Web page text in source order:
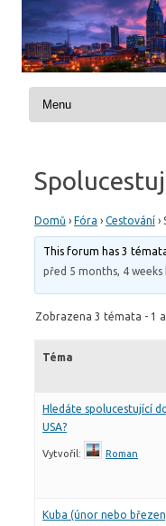
Domů › Fóra › Cestování ›
This forum has 3
před 5 months, 4 weeks
Zobrazena 3 témata - 1
Téma
Hledáte spolucestující
USA?
Vytvořil: Roman
Kuba (únor nebo